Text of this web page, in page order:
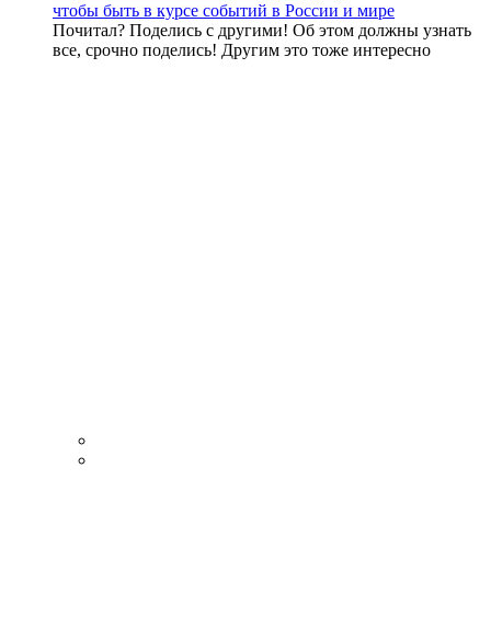
чтобы быть в курсе событий в России и мире
Почитал? Поделись с другими! Об этом должны узнать
все, срочно поделись! Другим это тоже интересно